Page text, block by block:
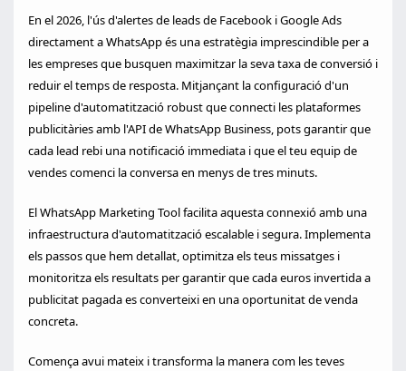
En el 2026, l'ús d'alertes de leads de Facebook i Google Ads
directament a WhatsApp és una estratègia imprescindible per a
les empreses que busquen maximitzar la seva taxa de conversió i
reduir el temps de resposta. Mitjançant la configuració d'un
pipeline d'automatització robust que connecti les plataformes
publicitàries amb l'API de WhatsApp Business, pots garantir que
cada lead rebi una notificació immediata i que el teu equip de
vendes comenci la conversa en menys de tres minuts.
El WhatsApp Marketing Tool facilita aquesta connexió amb una
infraestructura d'automatització escalable i segura. Implementa
els passos que hem detallat, optimitza els teus missatges i
monitoritza els resultats per garantir que cada euros invertida a
publicitat pagada es converteixi en una oportunitat de venda
concreta.
Comença avui mateix i transforma la manera com les teves